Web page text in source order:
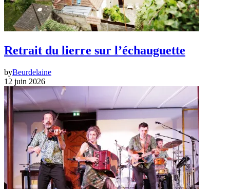
Retrait du lierre sur l’échauguette
byBeurdelaine
12 juin 2026